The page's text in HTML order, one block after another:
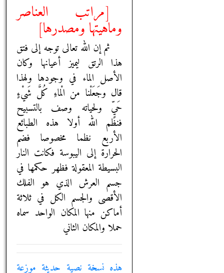
[مراتب العناصر
وماهيتها ومصدرها]
ثم إن الله تعالى توجه إلى فتق
هذا الرتق ليميز أعيانها وكان
الأصل الماء في وجودها ولهذا
قال وجَعَلْنا من الْماءِ كُلَّ شَيْ‏ءٍ
حَيٍّ ولحياته وصف بالتسبيح
فنظم الله أولا هذه الطبائع
الأربع نظما مخصوصا فضم
الحرارة إلى اليبوسة فكانت النار
البسيطة المعقولة فظهر حكمها في
جسم العرش الذي هو الفلك
الأقصى والجسم الكل في ثلاثة
أماكن منها المكان الواحد سماه
حملا والمكان الثاني
هذه نسخة نصية حديثة موزعة